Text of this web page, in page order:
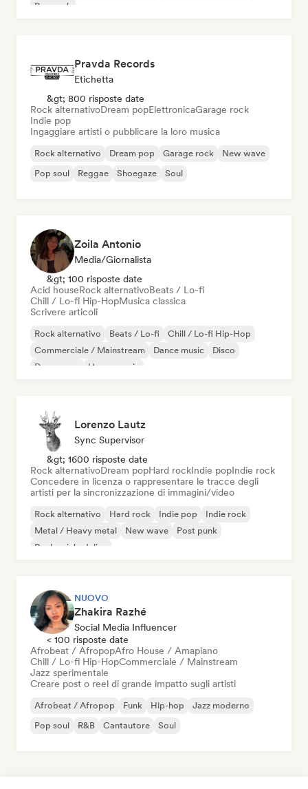
Pop rock
Pravda Records
Etichetta
&gt; 800 risposte date
Rock alternativoDream popElettronicaGarage rock
Indie pop
Ingaggiare artisti o pubblicare la loro musica
Rock alternativo Dream pop Garage rock
New wave
Pop soul
Reggae Shoegaze Soul
Zoila Antonio
Media/Giornalista
&gt; 100 risposte date
Acid houseRock alternativoBeats / Lo-fi
Chill / Lo-fi Hip-HopMusica classica
Scrivere articoli
Rock alternativo Beats / Lo-fi
Chill / Lo-fi Hip-Hop
Commerciale / Mainstream
Dance music
Disco
Dream pop
House music
Lorenzo Lautz
Sync Supervisor
&gt; 1600 risposte date
Rock alternativoDream popHard rockIndie popIndie rock
Concedere in licenza o rappresentare le tracce degli
artisti per la sincronizzazione di immagini/video
Rock alternativo Hard rock Indie pop
Indie rock
Metal / Heavy metal
New wave
Post punk
Rock psichedelico
NUOVO
Zhakira Razhé
Social Media Influencer
< 100 risposte date
Afrobeat / AfropopAfro House / Amapiano
Chill / Lo-fi Hip-HopCommerciale / Mainstream
Jazz sperimentale
Creare post o reel di grande impatto sugli artisti
Afrobeat / Afropop Funk Hip-hop
Jazz moderno
Pop soul
R&B Cantautore Soul